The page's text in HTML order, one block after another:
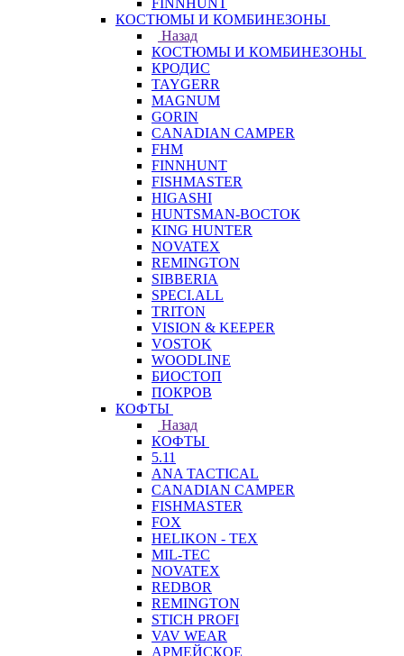
FINNHUNT
КОСТЮМЫ И КОМБИНЕЗОНЫ
Назад
КОСТЮМЫ И КОМБИНЕЗОНЫ
КРОДИС
TAYGERR
MAGNUM
GORIN
CANADIAN CAMPER
FHM
FINNHUNT
FISHMASTER
HIGASHI
HUNTSMAN-ВОСТОК
KING HUNTER
NOVATEX
REMINGTON
SIBBERIA
SPECI.ALL
TRITON
VISION & KEEPER
VOSTOK
WOODLINE
БИОСТОП
ПОКРОВ
КОФТЫ
Назад
КОФТЫ
5.11
ANA TACTICAL
CANADIAN CAMPER
FISHMASTER
FOX
HELIKON - TEX
MIL-TEC
NOVATEX
REDBOR
REMINGTON
STICH PROFI
VAV WEAR
АРМЕЙСКОЕ